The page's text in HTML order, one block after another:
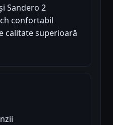
Sandero 2
confortabil
calitate superioară